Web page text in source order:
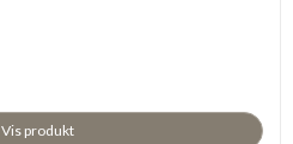
Vis produkt